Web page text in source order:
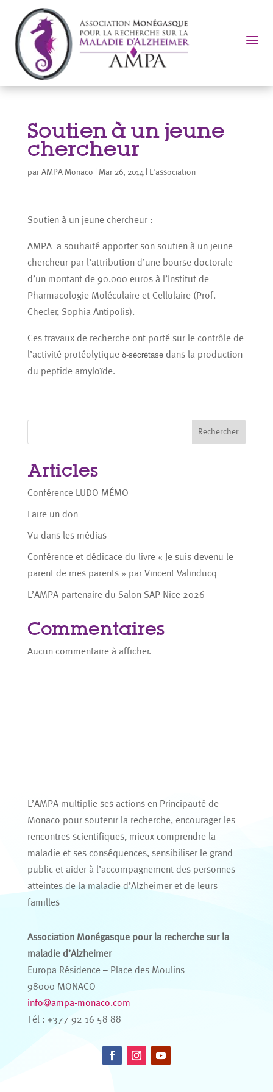
a
Soutien à un jeune
chercheur
parAMPA Monaco Mar 26, 2014 L'association
Soutien à un jeune chercheur :
AMPA a souhaité apporter son soutien à un jeune
chercheur par l’attribution d’une bourse doctorale
d’un montant de 90.000 euros à l’Institut de
Pharmacologie Moléculaire et Cellulaire (Prof.
Checler, Sophia Antipolis).
Ces travaux de recherche ont porté sur le contrôle de
l’activité protéolytique δ-sécrétasedans la production
du peptide amyloïde.
Rechercher
Articles
Conférence LUDO MÉMO
Faire un don
Vu dans les médias
Conférence et dédicace du livre « Je suis devenu le
parent de mes parents » par Vincent Valinducq
L’AMPA partenaire du Salon SAP Nice 2026
Commentaires
Aucun commentaire à afficher.
L’AMPA multiplie ses actions en Principauté de
Monaco pour soutenir la recherche, encourager les
rencontres scientifiques, mieux comprendre la
maladie et ses conséquences, sensibiliser le grand
public et aider à l’accompagnement des personnes
atteintes de la maladie d’Alzheimer et de leurs
familles
Association Monégasque pour la recherche sur la
maladie d’Alzheimer
Europa Résidence – Place des Moulins
98000 MONACO
info@ampa-monaco.com
Tél : +377 92 16 58 88